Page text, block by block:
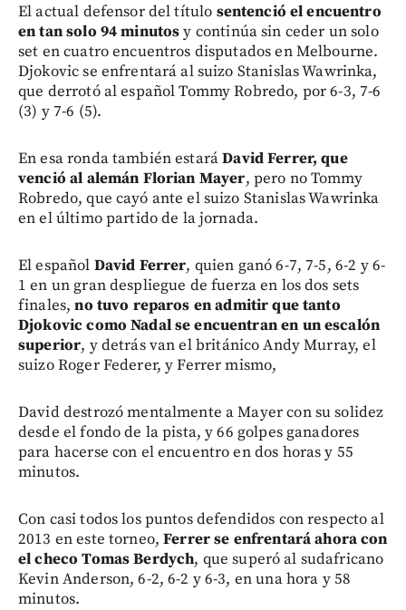
El actual defensor del título sentenció el encuentro
en tan solo 94 minutosy continúa sin ceder un solo
set en cuatro encuentros disputados en Melbourne.
Djokovic se enfrentará al suizo Stanislas Wawrinka,
que derrotó al español Tommy Robredo, por 6-3, 7-6
(3) y 7-6 (5).
En esa ronda también estaráDavid Ferrer, que
venció al alemán Florian Mayer, pero no Tommy
Robredo, que cayó ante el suizo Stanislas Wawrinka
en el último partido de la jornada.
El español David Ferrer, quien ganó 6-7, 7-5, 6-2 y 6-
1 en un gran despliegue de fuerza en los dos sets
finales, no tuvo reparos en admitir que tanto
Djokovic como Nadal se encuentran en un escalón
superior, y detrás van el británico Andy Murray, el
suizo Roger Federer, y Ferrer mismo,
David destrozó mentalmente a Mayer con su solidez
desde el fondo de la pista, y 66 golpes ganadores
para hacerse con el encuentro en dos horas y 55
minutos.
Con casi todos los puntos defendidos con respecto al
2013 en este torneo, Ferrer se enfrentará ahora con
el checo Tomas Berdych, que superó al sudafricano
Kevin Anderson, 6-2, 6-2 y 6-3, en una hora y 58
minutos.